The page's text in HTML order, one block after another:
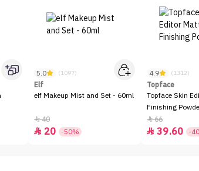
5.0 (1097)
Elf
elf Makeup Mist and Set - 60ml
40
 20 -50%
4.9 (1312)
Topface
Topface Skin
Finishing
66
 39.60 -